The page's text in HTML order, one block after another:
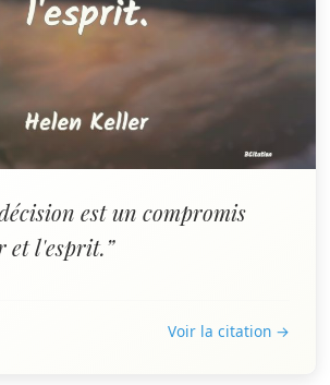
est un compromis
et l'esprit.”
Voir la citation →